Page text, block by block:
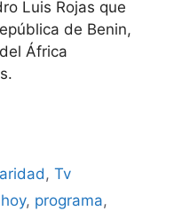
Luis Rojas que
de Benin,
África
,Tv
hoy, programa,